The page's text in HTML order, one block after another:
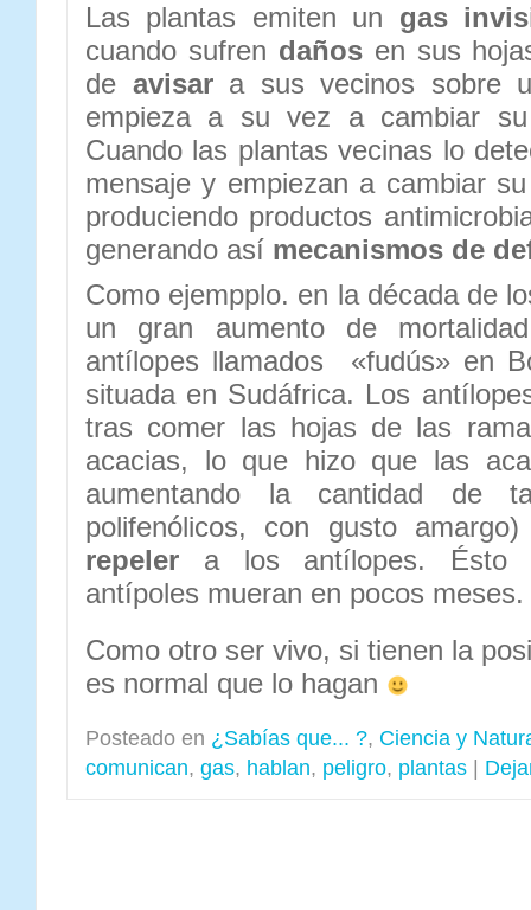
Las plantas emiten un gas
cuando sufren dañosen sus
de avisara sus vecinos sobre
empieza a su vez a cambiar su
Cuando las plantas vecinas lo
mensaje y empiezan a cambiar
produciendo productos
generando así mecanismos de
Como ejempplo. en la década de
un gran aumento de
antílopes llamados «fudús» en
situada en Sudáfrica. Los
tras comer las hojas de las
acacias, lo que hizo que las
aumentando la cantidad de
polifenólicos, con gusto
repeler a los antílopes. Ésto
antípoles mueran en pocos meses.
Como otro ser vivo, si tienen la
es normal que lo hagan
Posteado en ¿Sabías que... ?, Ciencia y
comunican, gas, hablan, peligro, plantas